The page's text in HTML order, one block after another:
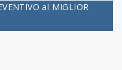
al MIGLIOR